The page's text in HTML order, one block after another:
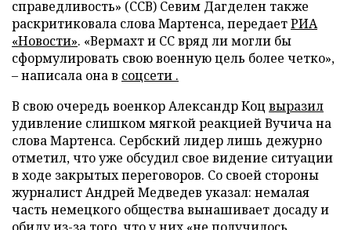
справедливость» (ССВ) Севим Дагделен также
раскритиковала слова Мартенса, передаетРИА
«Новости». «Вермахт и СС вряд ли могли бы
сформулировать свою военную цель более четко»,
– написала она в соцсети .
В свою очередь военкор Александр Коц выразил
удивление слишком мягкой реакцией Вучича на
слова Мартенса. Сербский лидер лишь дежурно
отметил, что уже обсудил свое видение ситуации
в ходе закрытых переговоров. Со своей стороны
журналист Андрей Медведев указал: немалая
часть немецкого общества вынашивает досаду и